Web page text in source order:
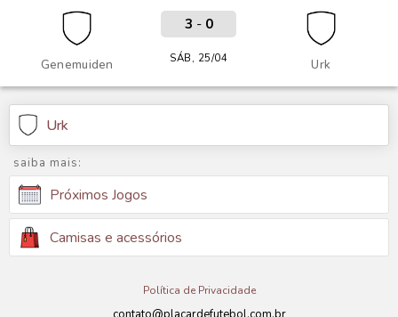
Genemuiden Urk
3 - 0
SÁB, 25/04
Urk
saiba mais:
Próximos Jogos
Camisas e acessórios
Política de Privacidade